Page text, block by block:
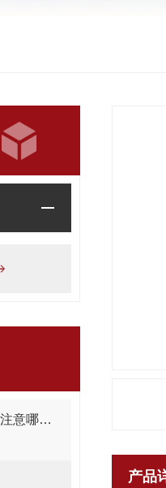
微量水分测定仪使用时需要注意哪些问题？
产品